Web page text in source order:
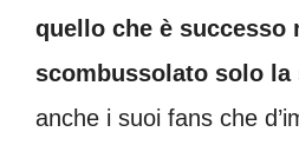
quello che è successo
scombussolato solo la
anche i suoi fans che